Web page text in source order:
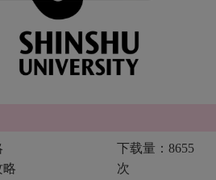
下载量：8655
次
略